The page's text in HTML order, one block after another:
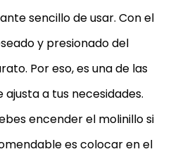
sencillo de usar. Con el
y presionado del
Por eso, es una de las
ajusta a tus necesidades.
encender el molinillo si
es colocar en el